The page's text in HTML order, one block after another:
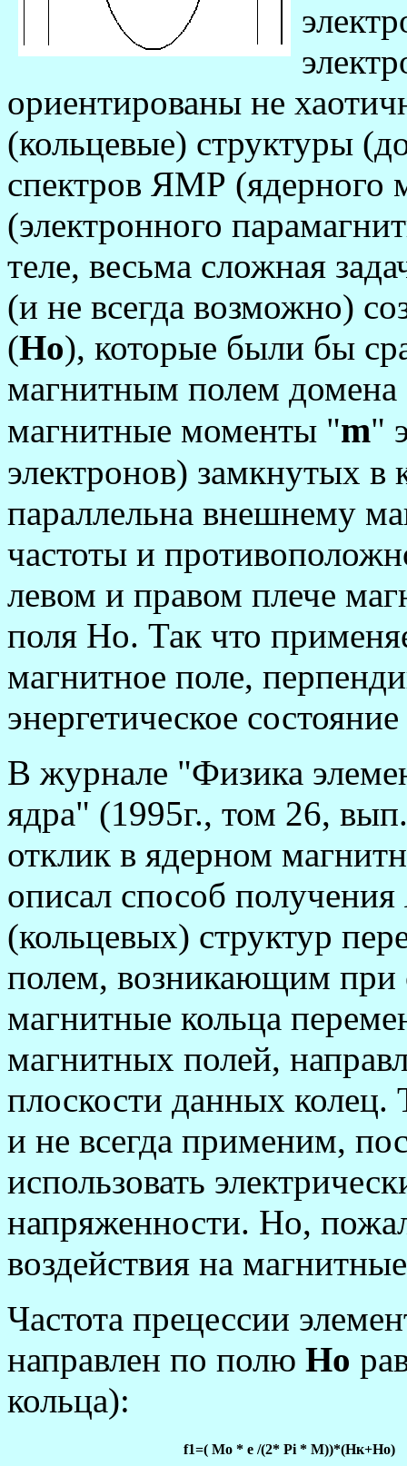
ориентированы не
(кольцевые) структуры
спектров ЯМР (ядерного
(электронного
теле, весьма сложная
(и не всегда возможно)
(Hо), которые были бы
магнитным полем
магнитные моменты "m"
электронов) замкнутых в
параллельна внешнему
частоты и
левом и правом плече
поля Hо. Так что
магнитное поле,
энергетическое
В журнале "Физика
ядра" (1995г., том 26,
отклик в ядерном
описал способ
(кольцевых) структур
полем, возникающим при
магнитные кольца
магнитных полей,
плоскости данных колец.
и не всегда применим,
использовать
напряженности. Но,
воздействия на
Частота прецессии
направлен по полю Но
кольца):
f1=( Mo * e /(2* Рi * M))*(Hк+Ho)